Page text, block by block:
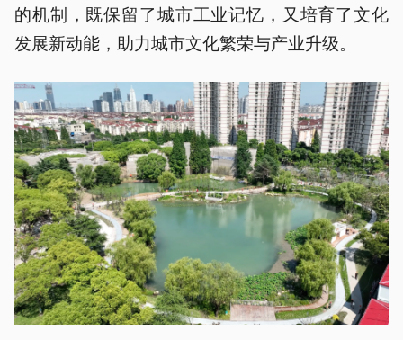
的机制，既保留了城市工业记忆，又培育了文化
发展新动能，助力城市文化繁荣与产业升级。